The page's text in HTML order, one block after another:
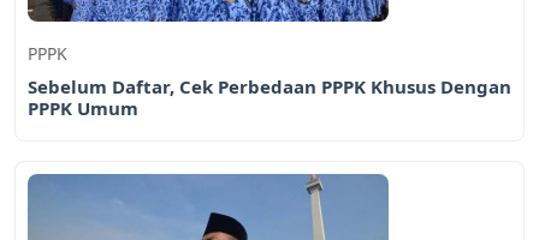
PPPK
Sebelum Daftar, Cek Perbedaan PPPK Khusus Dengan
PPPK Umum